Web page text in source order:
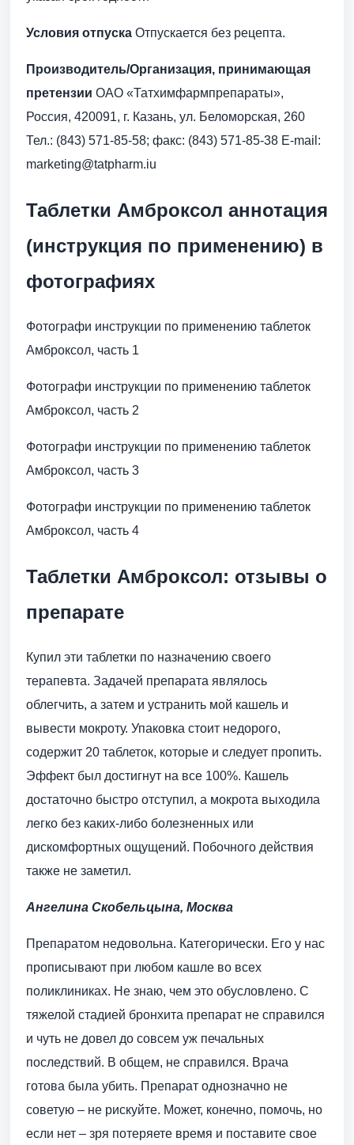
Условия отпуска Отпускается без рецепта.
Производитель/Организация, принимающая
претензии ОАО «Татхимфармпрепараты»,
Россия, 420091, г. Казань, ул. Беломорская, 260
Тел.: (843) 571-85-58; факс: (843) 571-85-38 E-mail:
marketing@tatpharm.iu
Таблетки Амброксол аннотация
(инструкция по применению) в
фотографиях
Фотографи инструкции по применению таблеток
Амброксол, часть 1
Фотографи инструкции по применению таблеток
Амброксол, часть 2
Фотографи инструкции по применению таблеток
Амброксол, часть 3
Фотографи инструкции по применению таблеток
Амброксол, часть 4
Таблетки Амброксол: отзывы о
препарате
Купил эти таблетки по назначению своего
терапевта. Задачей препарата являлось
облегчить, а затем и устранить мой кашель и
вывести мокроту. Упаковка стоит недорого,
содержит 20 таблеток, которые и следует пропить.
Эффект был достигнут на все 100%. Кашель
достаточно быстро отступил, а мокрота выходила
легко без каких-либо болезненных или
дискомфортных ощущений. Побочного действия
также не заметил.
Ангелина Скобельцына, Москва
Препаратом недовольна. Категорически. Его у нас
прописывают при любом кашле во всех
поликлиниках. Не знаю, чем это обусловлено. С
тяжелой стадией бронхита препарат не справился
и чуть не довел до совсем уж печальных
последствий. В общем, не справился. Врача
готова была убить. Препарат однозначно не
советую – не рискуйте. Может, конечно, помочь, но
если нет – зря потеряете время и поставите свое